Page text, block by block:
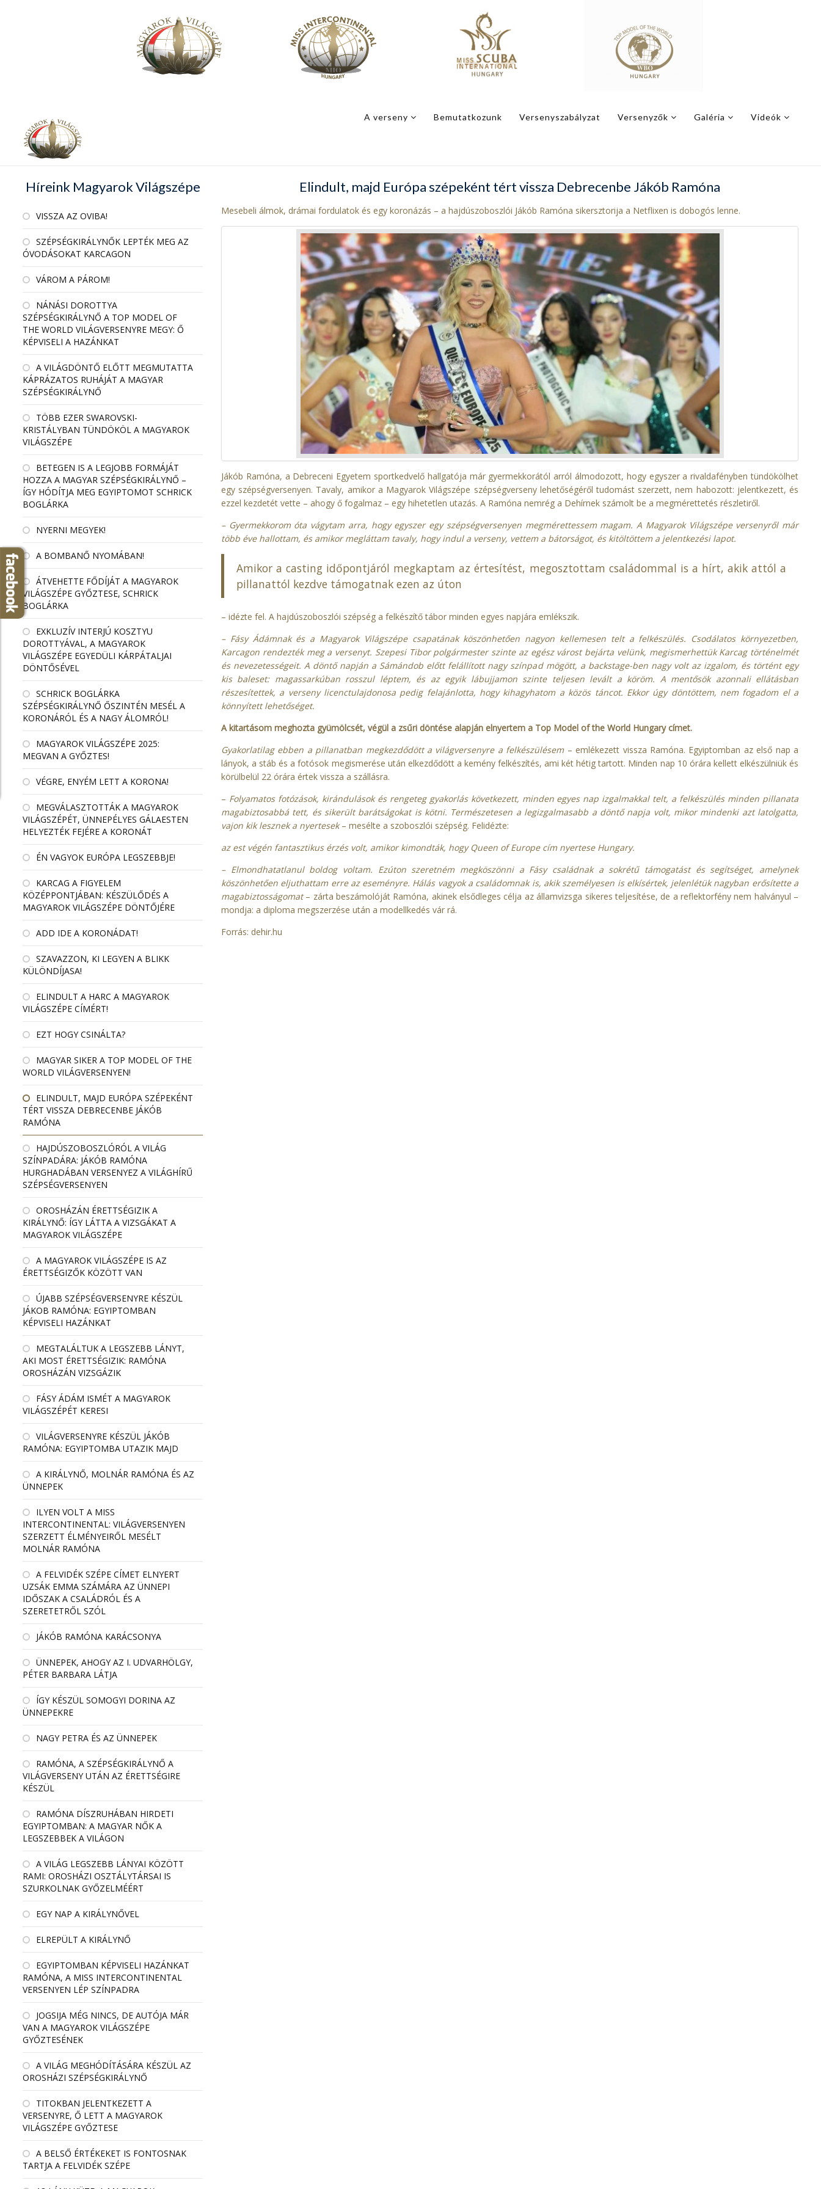
A verseny Bemutatkozunk Versenyszabályzat Versenyzők Galéria Videók
Híreink Magyarok Világszépe
VISSZA AZ OVIBA!
SZÉPSÉGKIRÁLYNŐK LEPTÉK MEG AZ
ÓVODÁSOKAT KARCAGON
VÁROM A PÁROM!
NÁNÁSI DOROTTYA
SZÉPSÉGKIRÁLYNŐ A TOP MODEL OF
THE WORLD VILÁGVERSENYRE MEGY: Ő
KÉPVISELI A HAZÁNKAT
A VILÁGDÖNTŐ ELŐTT MEGMUTATTA
KÁPRÁZATOS RUHÁJÁT A MAGYAR
SZÉPSÉGKIRÁLYNŐ
TÖBB EZER SWAROVSKI-
KRISTÁLYBAN TÜNDÖKÖL A MAGYAROK
VILÁGSZÉPE
BETEGEN IS A LEGJOBB FORMÁJÁT
HOZZA A MAGYAR SZÉPSÉGKIRÁLYNŐ –
ÍGY HÓDÍTJA MEG EGYIPTOMOT SCHRICK
BOGLÁRKA
NYERNI MEGYEK!
A BOMBANŐ NYOMÁBAN!
ÁTVEHETTE FŐDÍJÁT A MAGYAROK
VILÁGSZÉPE GYŐZTESE, SCHRICK
BOGLÁRKA
EXKLUZÍV INTERJÚ KOSZTYU
DOROTTYÁVAL, A MAGYAROK
VILÁGSZÉPE EGYEDÜLI KÁRPÁTALJAI
DÖNTŐSÉVEL
SCHRICK BOGLÁRKA
SZÉPSÉGKIRÁLYNŐ ŐSZINTÉN MESÉL A
KORONÁRÓL ÉS A NAGY ÁLOMRÓL!
MAGYAROK VILÁGSZÉPE 2025:
MEGVAN A GYŐZTES!
VÉGRE, ENYÉM LETT A KORONA!
MEGVÁLASZTOTTÁK A MAGYAROK
VILÁGSZÉPÉT, ÜNNEPÉLYES GÁLAESTEN
HELYEZTÉK FEJÉRE A KORONÁT
ÉN VAGYOK EURÓPA LEGSZEBBJE!
KARCAG A FIGYELEM
KÖZÉPPONTJÁBAN: KÉSZÜLŐDÉS A
MAGYAROK VILÁGSZÉPE DÖNTŐJÉRE
ADD IDE A KORONÁDAT!
SZAVAZZON, KI LEGYEN A BLIKK
KÜLÖNDÍJASA!
ELINDULT A HARC A MAGYAROK
VILÁGSZÉPE CÍMÉRT!
EZT HOGY CSINÁLTA?
MAGYAR SIKER A TOP MODEL OF THE
WORLD VILÁGVERSENYEN!
ELINDULT, MAJD EURÓPA SZÉPEKÉNT
TÉRT VISSZA DEBRECENBE JÁKÓB
RAMÓNA
HAJDÚSZOBOSZLÓRÓL A VILÁG
SZÍNPADÁRA: JÁKÓB RAMÓNA
HURGHADÁBAN VERSENYEZ A VILÁGHÍRŰ
SZÉPSÉGVERSENYEN
OROSHÁZÁN ÉRETTSÉGIZIK A
KIRÁLYNŐ: ÍGY LÁTTA A VIZSGÁKAT A
MAGYAROK VILÁGSZÉPE
A MAGYAROK VILÁGSZÉPE IS AZ
ÉRETTSÉGIZŐK KÖZÖTT VAN
ÚJABB SZÉPSÉGVERSENYRE KÉSZÜL
JÁKOB RAMÓNA: EGYIPTOMBAN
KÉPVISELI HAZÁNKAT
MEGTALÁLTUK A LEGSZEBB LÁNYT,
AKI MOST ÉRETTSÉGIZIK: RAMÓNA
OROSHÁZÁN VIZSGÁZIK
FÁSY ÁDÁM ISMÉT A MAGYAROK
VILÁGSZÉPÉT KERESI
VILÁGVERSENYRE KÉSZÜL JÁKÓB
RAMÓNA: EGYIPTOMBA UTAZIK MAJD
A KIRÁLYNŐ, MOLNÁR RAMÓNA ÉS AZ
ÜNNEPEK
ILYEN VOLT A MISS
INTERCONTINENTAL: VILÁGVERSENYEN
SZERZETT ÉLMÉNYEIRŐL MESÉLT
MOLNÁR RAMÓNA
A FELVIDÉK SZÉPE CÍMET ELNYERT
UZSÁK EMMA SZÁMÁRA AZ ÜNNEPI
IDŐSZAK A CSALÁDRÓL ÉS A
SZERETETRŐL SZÓL
JÁKÓB RAMÓNA KARÁCSONYA
ÜNNEPEK, AHOGY AZ I. UDVARHÖLGY,
PÉTER BARBARA LÁTJA
ÍGY KÉSZÜL SOMOGYI DORINA AZ
ÜNNEPEKRE
NAGY PETRA ÉS AZ ÜNNEPEK
RAMÓNA, A SZÉPSÉGKIRÁLYNŐ A
VILÁGVERSENY UTÁN AZ ÉRETTSÉGIRE
KÉSZÜL
RAMÓNA DÍSZRUHÁBAN HIRDETI
EGYIPTOMBAN: A MAGYAR NŐK A
LEGSZEBBEK A VILÁGON
A VILÁG LEGSZEBB LÁNYAI KÖZÖTT
RAMI: OROSHÁZI OSZTÁLYTÁRSAI IS
SZURKOLNAK GYŐZELMÉÉRT
EGY NAP A KIRÁLYNŐVEL
ELREPÜLT A KIRÁLYNŐ
EGYIPTOMBAN KÉPVISELI HAZÁNKAT
RAMÓNA, A MISS INTERCONTINENTAL
VERSENYEN LÉP SZÍNPADRA
JOGSIJA MÉG NINCS, DE AUTÓJA MÁR
VAN A MAGYAROK VILÁGSZÉPE
GYŐZTESÉNEK
A VILÁG MEGHÓDÍTÁSÁRA KÉSZÜL AZ
OROSHÁZI SZÉPSÉGKIRÁLYNŐ
TITOKBAN JELENTKEZETT A
VERSENYRE, Ő LETT A MAGYAROK
VILÁGSZÉPE GYŐZTESE
A BELSŐ ÉRTÉKEKET IS FONTOSNAK
TARTJA A FELVIDÉK SZÉPE
Elindult, majd Európa szépeként tért vissza Debrecenbe Jákób Ramóna
Mesebeli álmok, drámai fordulatok és egy koronázás – a hajdúszoboszlói Jákób Ramóna sikersztorija a Netflixen is dobogós lenne.
Jákób Ramóna, a Debreceni Egyetem sportkedvelő hallgatója már gyermekkorától arról álmodozott, hogy egyszer a rivaldafényben tündökölhet
egy szépségversenyen. Tavaly, amikor a Magyarok Világszépe szépségverseny lehetőségéről tudomást szerzett, nem habozott: jelentkezett, és
ezzel kezdetét vette – ahogy ő fogalmaz – egy hihetetlen utazás. A Ramóna nemrég a Dehírnek számolt be a megmérettetés részletiről.
– Gyermekkorom óta vágytam arra, hogy egyszer egy szépségversenyen megmérettessem magam. A Magyarok Világszépe versenyről már
több éve hallottam, és amikor megláttam tavaly, hogy indul a verseny, vettem a bátorságot, és kitöltöttem a jelentkezési lapot.
Amikor a casting időpontjáról megkaptam az értesítést, megosztottam családommal is a hírt, akik attól a
pillanattól kezdve támogatnak ezen az úton
– idézte fel. A hajdúszoboszlói szépség a felkészítő tábor minden egyes napjára emlékszik.
– Fásy Ádámnak és a Magyarok Világszépe csapatának köszönhetően nagyon kellemesen telt a felkészülés. Csodálatos környezetben,
Karcagon rendezték meg a versenyt. Szepesi Tibor polgármester szinte az egész várost bejárta velünk, megismerhettük Karcag történelmét
és nevezetességeit. A döntő napján a Sámándob előtt felállított nagy színpad mögött, a backstage-ben nagy volt az izgalom, és történt egy
kis baleset: magassarkúban rosszul léptem, és az egyik lábujjamon szinte teljesen levált a köröm. A mentősök azonnali ellátásban
részesítettek, a verseny licenctulajdonosa pedig felajánlotta, hogy kihagyhatom a közös táncot. Ekkor úgy döntöttem, nem fogadom el a
könnyített lehetőséget.
A kitartásom meghozta gyümölcsét, végül a zsűri döntése alapján elnyertem a Top Model of the World Hungary címet.
Gyakorlatilag ebben a pillanatban megkezdődött a világversenyre a felkészülésem– emlékezett vissza Ramóna. Egyiptomban az első nap a
lányok, a stáb és a fotósok megismerése után elkezdődött a kemény felkészítés, ami két hétig tartott. Minden nap 10 órára kellett elkészülniük és
körülbelül 22 órára értek vissza a szállásra.
– Folyamatos fotózások, kirándulások és rengeteg gyakorlás következett, minden egyes nap izgalmakkal telt, a felkészülés minden pillanata
magabiztosabbá tett, és sikerült barátságokat is kötni. Természetesen a legizgalmasabb a döntő napja volt, mikor mindenki azt latolgatta,
vajon kik lesznek a nyertesek– mesélte a szoboszlói szépség. Felidézte:
az est végén fantasztikus érzés volt, amikor kimondták, hogy Queen of Europe cím nyertese Hungary.
– Elmondhatatlanul boldog voltam. Ezúton szeretném megköszönni a Fásy családnak a sokrétű támogatást és segítséget, amelynek
köszönhetően eljuthattam erre az eseményre. Hálás vagyok a családomnak is, akik személyesen is elkísértek, jelenlétük nagyban erősítette a
magabiztosságomat– zárta beszámolóját Ramóna, akinek elsődleges célja az államvizsga sikeres teljesítése, de a reflektorfény nem halványul –
mondja: a diploma megszerzése után a modellkedés vár rá.
Forrás: dehir.hu